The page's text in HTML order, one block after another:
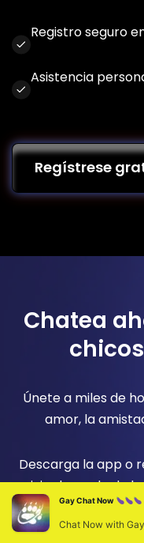
Registro seguro
Asistencia
Regístrese
Chatea
Únete a miles de
amor, la
Descarga la app o
vivir el mundo de
Gay Chat Now
Chat Now with